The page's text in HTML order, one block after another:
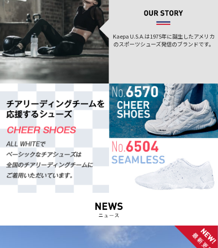
Kaepa U.S.A.は1975年に誕生したアメリカ
のスポーツシューズ発信のブランドです。